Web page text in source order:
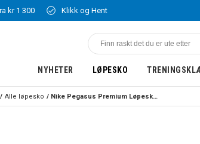
kr 1 300 Klikk og Hent
NYHETER LØPESKO
Alle løpesko Nike Pegasus Premium Løpesko Herre Hvit/Blå/Sort